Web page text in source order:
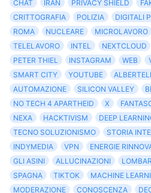
CHAT
IRAN PRIVACY SHIELD
CRITTOGRAFIA
POLIZIA DIGITALI
ROMA
NUCLEARE MICROLAVORO
TELELAVORO
INTEL NEXTCLOUD
PETER THIEL
INSTAGRAM WEB
SMART CITY
YOUTUBE
AUTOMAZIONE
SILICON VALLEY
NO TECH 4 APARTHEID
X
NEXA
HACKTIVISM DEEP
TECNO SOLUZIONISMO
STORIA
INDYMEDIA
VPN ENERGIE
GLI ASINI
ALLUCINAZIONI
SPAGNA
TIKTOK MACHINE
MODERAZIONE
CONOSCENZA